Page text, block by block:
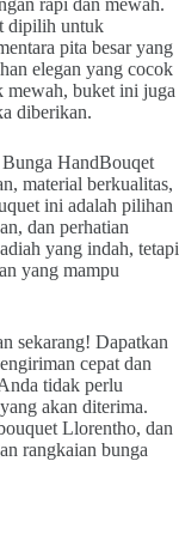
dipilih untuk
pita besar yang
elegan yang cocok
mewah, buket ini juga
diberikan.
Bunga HandBouqet
material berkualitas,
ini adalah pilihan
dan perhatian
yang indah, tetapi
yang mampu
sekarang! Dapatkan
cepat dan
tidak perlu
akan diterima.
Llorentho, dan
rangkaian bunga